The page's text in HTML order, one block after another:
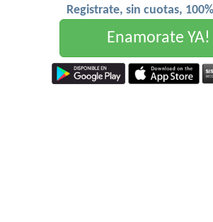
Registrate, sin cuotas,
Enamorate YA!